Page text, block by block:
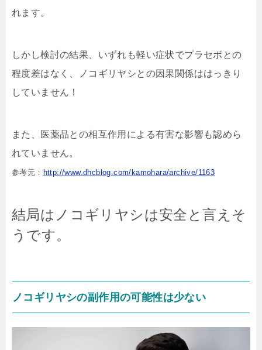
れます。
しかし検討の結果、いずれも軽い症状でプラセボとの
程度差はなく、ノコギリヤシとの因果関係ははっきり
していません！
また、医薬品との相互作用による有害な影響も認めら
れていません。
参考元： http://www.dhcblog.com/kamohara/archive/1163
結局はノコギリヤシは安全と言えそ
うです。
ノコギリヤシの副作用の可能性は少ない